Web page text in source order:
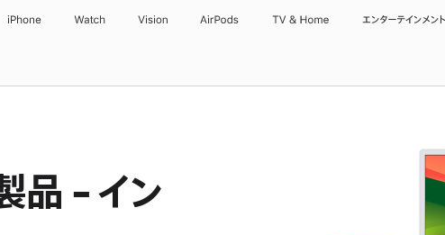
iPhone Watch Vision AirPods TV & Home エンターテインメント
品 - イン